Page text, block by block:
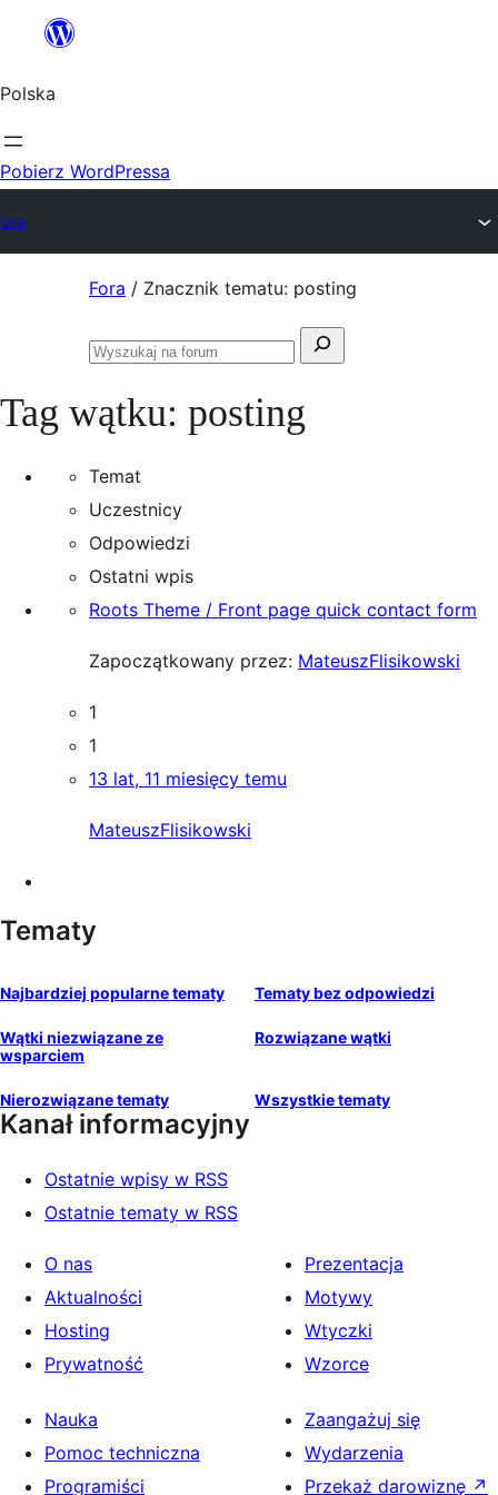
Przejdź
treści
Polska
Pobierz WordPressa
Fora / Znacznik tematu: posting
Szukaj:
Przeszukaj
Tag wątku: posting
Temat
Uczestnicy
Odpowiedzi
Ostatni wpis
Roots Theme / Front page quick contact form
Zapoczątkowany przez: MateuszFlisikowski
1
1
13 lat, 11 miesięcy temu
MateuszFlisikowski
Tematy
Najbardziej popularne tematy Tematy bez odpowiedzi
Wątki niezwiązane ze
wsparciem
Rozwiązane wątki
Nierozwiązane tematy Wszystkie tematy
Kanał informacyjny
Ostatnie wpisy w RSS
Ostatnie tematy w RSS
O nas
Aktualności
Hosting
Prywatność
Prezentacja
Motywy
Wtyczki
Wzorce
Nauka
Pomoc techniczna
Programiści
Zaangażuj się
Wydarzenia
Przekaż darowiznę ↗